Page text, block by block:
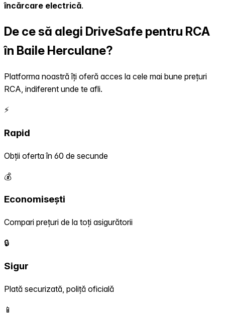
încărcare electrică.
De ce să alegi DriveSafe pentru RCA
în Baile Herculane?
Platforma noastră îți oferă acces la cele mai bune prețuri
RCA, indiferent unde te afli.
⚡
Rapid
Obții oferta în 60 de secunde
💰
Economisești
Compari prețuri de la toți asigurătorii
🔒
Sigur
Plată securizată, poliță oficială
📱